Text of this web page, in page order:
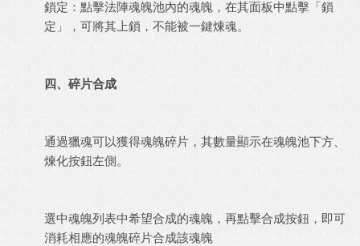
鎖定：點擊法陣魂魄池內的魂魄，在其面板中點擊「鎖
定」，可將其上鎖，不能被一鍵煉魂。
四、碎片合成
通過獵魂可以獲得魂魄碎片，其數量顯示在魂魄池下方、
煉化按鈕左側。
選中魂魄列表中希望合成的魂魄，再點擊合成按鈕，即可
消耗相應的魂魄碎片合成該魂魄